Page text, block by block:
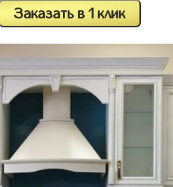
Заказать в 1 клик